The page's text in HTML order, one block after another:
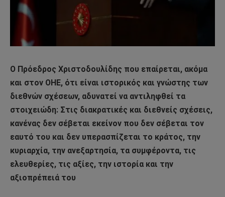
Ο Πρόεδρος Χριστοδουλίδης που επαίρεται, ακόμα
και στον ΟΗΕ, ότι είναι ιστορικός και γνώστης των
διεθνών σχέσεων, αδυνατεί να αντιληφθεί τα
στοιχειώδη: Στις διακρατικές και διεθνείς σχέσεις,
κανένας δεν σέβεται εκείνον που δεν σέβεται τον
εαυτό του και δεν υπερασπίζεται το κράτος, την
κυριαρχία, την ανεξαρτησία, τα συμφέροντα, τις
ελευθερίες, τις αξίες, την ιστορία και την
αξιοπρέπειά του